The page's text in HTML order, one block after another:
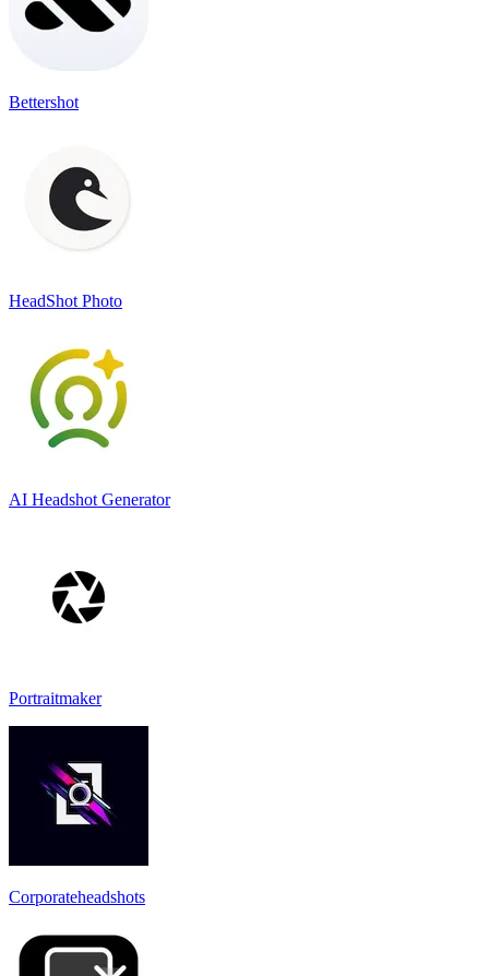
Bettershot
HeadShot Photo
AI Headshot Generator
Portraitmaker
Corporateheadshots